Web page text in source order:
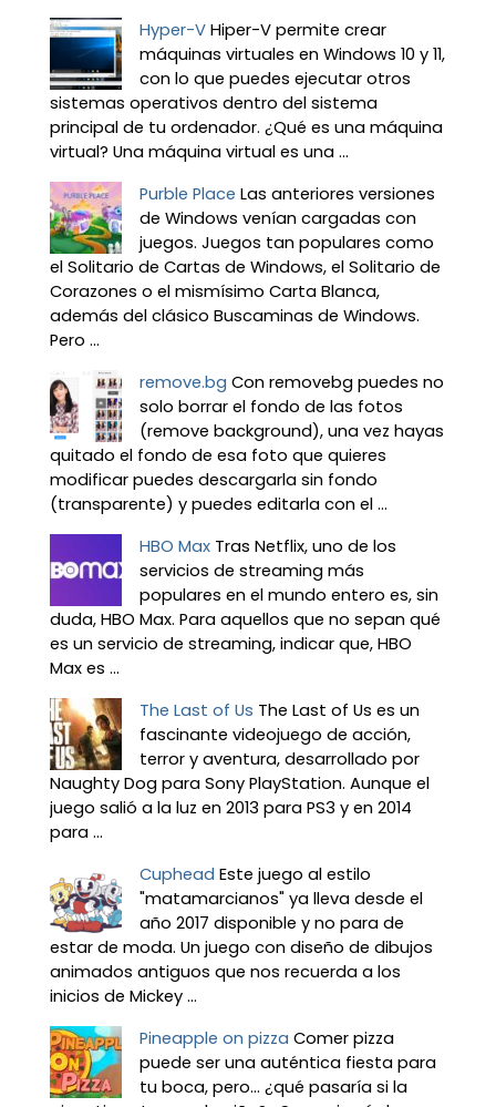
Hyper-V Hiper-V permite crear
máquinas virtuales en Windows 10 y 11,
con lo que puedes ejecutar otros
sistemas operativos dentro del sistema
principal de tu ordenador. ¿Qué es una máquina
virtual? Una máquina virtual es una ...
Purble Place Las anteriores versiones
de Windows venían cargadas con
juegos. Juegos tan populares como
el Solitario de Cartas de Windows, el Solitario de
Corazones o el mismísimo Carta Blanca,
además del clásico Buscaminas de Windows.
Pero ...
remove.bg Con removebg puedes no
solo borrar el fondo de las fotos
(remove background), una vez hayas
quitado el fondo de esa foto que quieres
modificar puedes descargarla sin fondo
(transparente) y puedes editarla con el ...
HBO Max Tras Netflix, uno de los
servicios de streaming más
populares en el mundo entero es, sin
duda, HBO Max. Para aquellos que no sepan qué
es un servicio de streaming, indicar que, HBO
Max es ...
The Last of Us The Last of Us es un
fascinante videojuego de acción,
terror y aventura, desarrollado por
Naughty Dog para Sony PlayStation. Aunque el
juego salió a la luz en 2013 para PS3 y en 2014
para ...
Cuphead Este juego al estilo
"matamarcianos" ya lleva desde el
año 2017 disponible y no para de
estar de moda. Un juego con diseño de dibujos
animados antiguos que nos recuerda a los
inicios de Mickey ...
Pineapple on pizza Comer pizza
puede ser una auténtica fiesta para
tu boca, pero... ¿qué pasaría si la